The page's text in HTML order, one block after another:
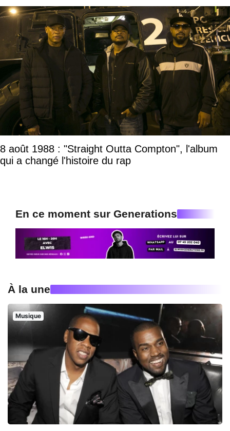
8 août 1988 : "Straight Outta Compton", l'album
qui a changé l'histoire du rap
En ce moment sur Generations
À la une
Musique